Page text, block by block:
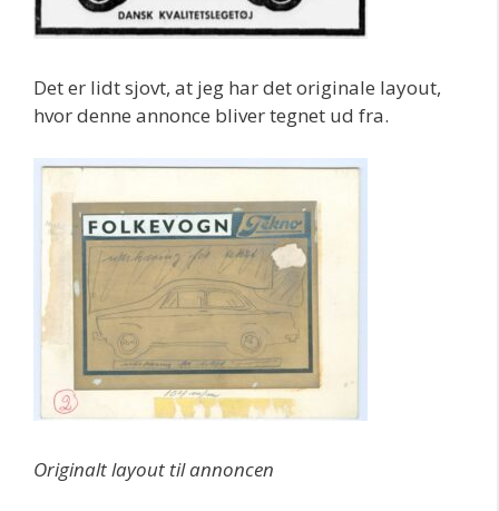
Det er lidt sjovt, at jeg har det originale layout,
hvor denne annonce bliver tegnet ud fra.
Originalt layout til annoncen